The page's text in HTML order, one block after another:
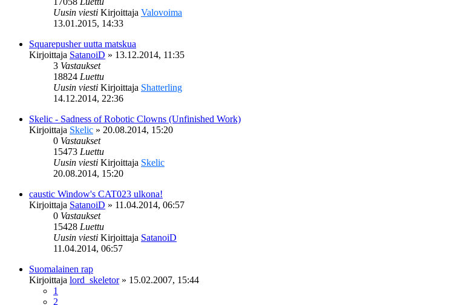
Uusin viesti Kirjoittaja Valovoima
13.01.2015, 14:33
Squarepusher uutta matskua
Kirjoittaja SatanoiD » 13.12.2014, 11:35
3 Vastaukset
18824 Luettu
Uusin viesti Kirjoittaja Shatterling
14.12.2014, 22:36
Skelic - Sadness of Robotic Clowns (Unfinished Work)
Kirjoittaja Skelic » 20.08.2014, 15:20
0 Vastaukset
15473 Luettu
Uusin viesti Kirjoittaja Skelic
20.08.2014, 15:20
caustic Window's CAT023 ulkona!
Kirjoittaja SatanoiD » 11.04.2014, 06:57
0 Vastaukset
15428 Luettu
Uusin viesti Kirjoittaja SatanoiD
11.04.2014, 06:57
Suomalainen rap
Kirjoittaja lord_skeletor» 15.02.2007, 15:44
1
2